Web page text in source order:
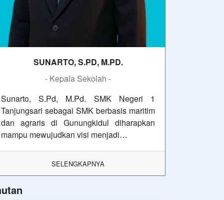
SUNARTO, S.PD, M.PD.
- Kepala Sekolah -
Sunarto, S.Pd, M.Pd. SMK Negeri 1
Tanjungsari sebagai SMK berbasis maritim
dan agraris di Gunungkidul diharapkan
mampu mewujudkan visi menjadi…
SELENGKAPNYA